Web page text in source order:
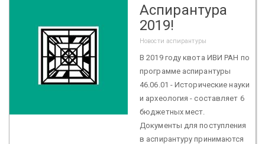
Аспирантура
2019!
Новости аспирантуры
В 2019 году квота ИВИ РАН по
программе аспирантуры
46.06.01 - Исторические науки
и археология - составляет 6
бюджетных мест.
Документы для поступления
в аспирантуру принимаются